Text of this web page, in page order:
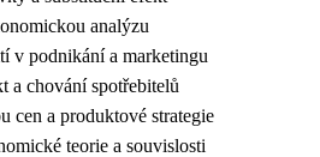
analýzu
v podnikání a marketingu
a chování spotřebitelů
cen a produktové strategie
teorie a souvislosti